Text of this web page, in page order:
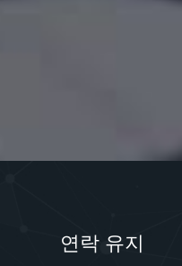
연락 유지